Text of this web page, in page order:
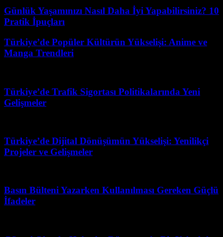
Günlük Yaşamınızı Nasıl Daha İyi Yapabilirsiniz? 10
Pratik İpuçları
Türkiye’de Popüler Kültürün Yükselişi: Anime ve
Manga Trendleri
Türkiye’de Trafik Sigortası Politikalarında Yeni
Gelişmeler
Türkiye’de Dijital Dönüşümün Yükselişi: Yenilikçi
Projeler ve Gelişmeler
Basın Bülteni Yazarken Kullanılması Gereken Güçlü
İfadeler